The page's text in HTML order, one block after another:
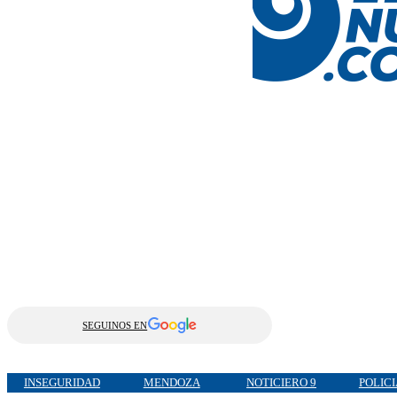
SEGUINOS EN
INSEGURIDAD MENDOZA NOTICIERO 9